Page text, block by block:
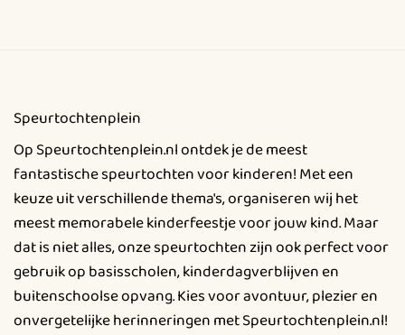
Speurtochtenplein
Op Speurtochtenplein.nl ontdek je de meest
fantastische speurtochten voor kinderen! Met een
keuze uit verschillende thema's, organiseren wij het
meest memorabele kinderfeestje voor jouw kind. Maar
dat is niet alles, onze speurtochten zijn ook perfect voor
gebruik op basisscholen, kinderdagverblijven en
buitenschoolse opvang. Kies voor avontuur, plezier en
onvergetelijke herinneringen met Speurtochtenplein.nl!